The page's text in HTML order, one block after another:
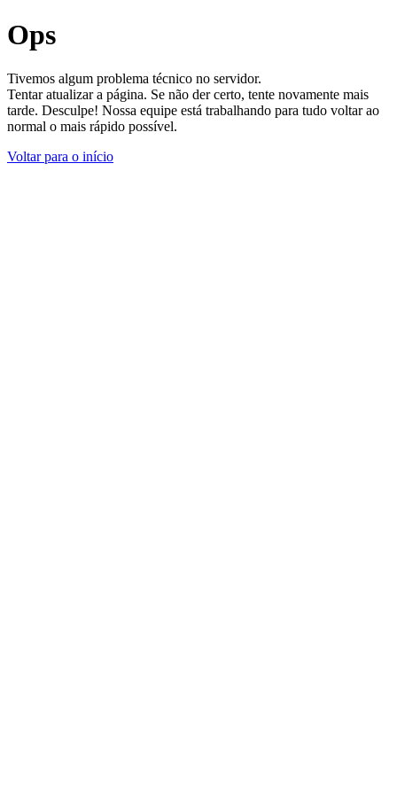
Ops
Tivemos algum problema técnico no servidor.
Tentar atualizar a página. Se não der certo, tente novamente mais
tarde. Desculpe! Nossa equipe está trabalhando para tudo voltar ao
normal o mais rápido possível.
Voltar para o início